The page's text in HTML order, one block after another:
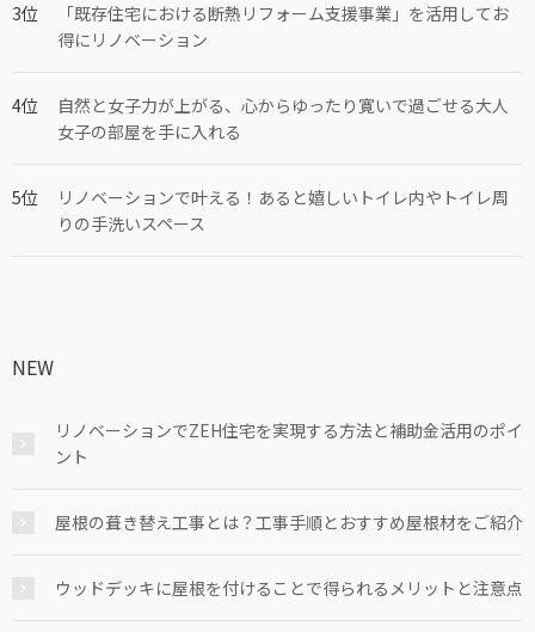
「既存住宅における断熱リフォーム支援事業」を活用してお
得にリノベーション
自然と女子力が上がる、心からゆったり寛いで過ごせる大人
女子の部屋を手に入れる
リノベーションで叶える！あると嬉しいトイレ内やトイレ周
りの手洗いスペース
NEW
リノベーションでZEH住宅を実現する方法と補助金活用のポイ
ント
屋根の葺き替え工事とは？工事手順とおすすめ屋根材をご紹介
ウッドデッキに屋根を付けることで得られるメリットと注意点